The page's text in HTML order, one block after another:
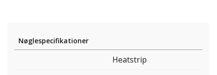
Nøglespecifikationer
Heatstrip